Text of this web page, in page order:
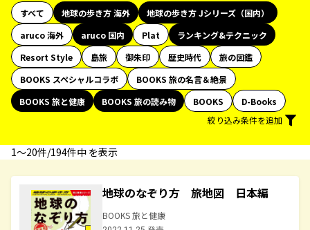
すべて 地球の歩き方 海外
地球の歩き方 Jシリーズ（国内）
aruco 海外
aruco 国内 Plat
ランキング&テクニック
Resort Style
島旅 御朱印 歴史時代
旅の図鑑
BOOKS スペシャルコラボ
BOOKS 旅の名言＆絶景
BOOKS 旅と健康
BOOKS 旅の読み物 BOOKS
D-Books
絞り込み条件を追加
1〜20件/194件中 を表示
地球のなぞり方 旅地図 日本編
BOOKS 旅と健康